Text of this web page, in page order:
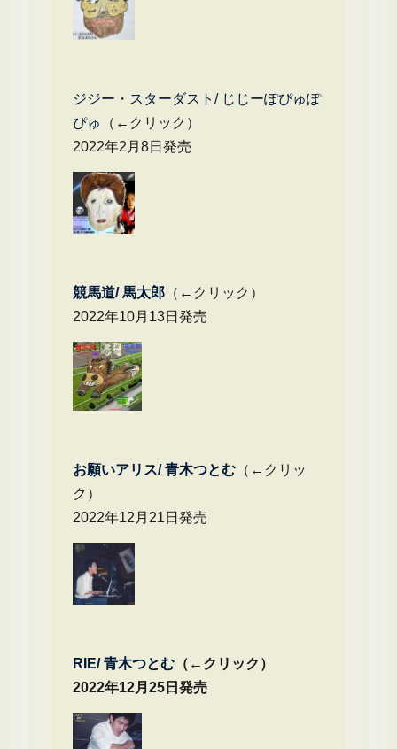
ジジー・スターダスト/ じじーぽぴゅぽ
ぴゅ
（←クリック）
2022年2月8日発売
競馬道/ 馬太郎（←クリック）
2022年10月13日発売
お願いアリス/ 青木つとむ（←クリッ
ク）
2022年12月21日発売
RIE/ 青木つとむ（←クリック）
2022年12月25日発売